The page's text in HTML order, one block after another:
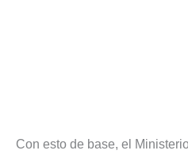
Con esto de base, el